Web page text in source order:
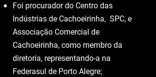
Foi procurador do Centro das
Indústrias de Cachoeirinha, SPC, e
Associação Comercial de
Cachoeirinha, como membro da
diretoria, representando-a na
Federasul de Porto Alegre;